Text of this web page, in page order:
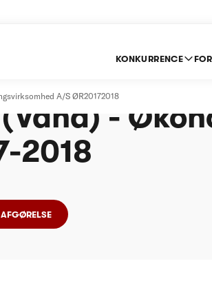
KONKURRENCE
A/S ØR20172018
-
2018